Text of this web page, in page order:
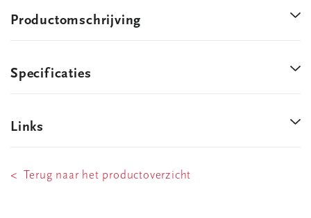
Productomschrijving
Specificaties
Links
< Terug naar het productoverzicht